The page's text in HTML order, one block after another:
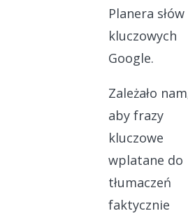
Planera słów
kluczowych
Google.
Zależało
aby frazy
kluczowe
wplatane do
tłumaczeń
faktycznie